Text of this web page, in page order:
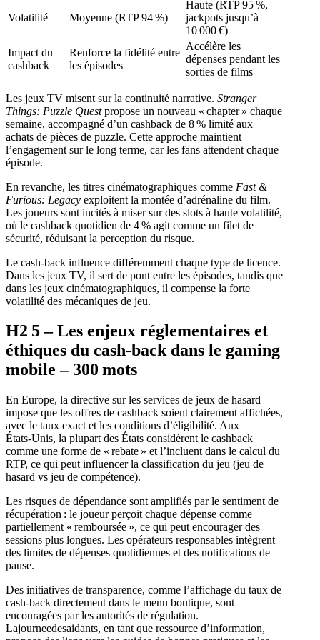
Volatilité Moyenne (RTP 94 %)
Haute (RTP 95 %,
jackpots jusqu’à
10 000 €)
Impact du
cashback
Renforce la fidélité entre
les épisodes
Accélère les
dépenses pendant les
sorties de films
Les jeux TV misent sur la continuité narrative. Stranger
Things: Puzzle Questpropose un nouveau « chapter » chaque
semaine, accompagné d’un cashback de 8 % limité aux
achats de pièces de puzzle. Cette approche maintient
l’engagement sur le long terme, car les fans attendent chaque
épisode.
En revanche, les titres cinématographiques comme Fast &
Furious: Legacy exploitent la montée d’adrénaline du film.
Les joueurs sont incités à miser sur des slots à haute volatilité,
où le cashback quotidien de 4 % agit comme un filet de
sécurité, réduisant la perception du risque.
Le cash‑back influence différemment chaque type de licence.
Dans les jeux TV, il sert de pont entre les épisodes, tandis que
dans les jeux cinématographiques, il compense la forte
volatilité des mécaniques de jeu.
H2 5 – Les enjeux réglementaires et
éthiques du cash‑back dans le gaming
mobile – 300 mots
En Europe, la directive sur les services de jeux de hasard
impose que les offres de cashback soient clairement affichées,
avec le taux exact et les conditions d’éligibilité. Aux
États‑Unis, la plupart des États considèrent le cashback
comme une forme de « rebate » et l’incluent dans le calcul du
RTP, ce qui peut influencer la classification du jeu (jeu de
hasard vs jeu de compétence).
Les risques de dépendance sont amplifiés par le sentiment de
récupération : le joueur perçoit chaque dépense comme
partiellement « remboursée », ce qui peut encourager des
sessions plus longues. Les opérateurs responsables intègrent
des limites de dépenses quotidiennes et des notifications de
pause.
Des initiatives de transparence, comme l’affichage du taux de
cash‑back directement dans le menu boutique, sont
encouragées par les autorités de régulation.
Lajourneedesaidants, en tant que ressource d’information,